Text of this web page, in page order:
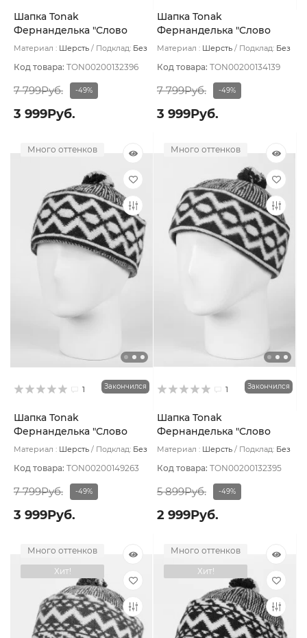
Шапка Tonak
Фернанделька "Слово
пацана" цвет Зигзаг
Материал : Шерсть Подклад: Без
Код товара: TON00200132396
7 799Руб. -49%
3 999Руб.
Шапка Tonak
Фернанделька "Слово
пацана" цвет Ромб черн/
Материал : Шерсть Подклад: Без
Код товара: TON00200134139
7 799Руб. -49%
3 999Руб.
Много оттенков
1 Закончился
Шапка Tonak
Фернанделька "Слово
пацана" цвет Ромб
Материал : Шерсть Подклад: Без
Код товара: TON00200149263
7 799Руб. -49%
3 999Руб.
Много оттенков
1 Закончился
Шапка Tonak
Фернанделька "Слово
пацана" цвет Ромб
Материал : Шерсть Подклад: Без
Код товара: TON00200132395
5 899Руб. -49%
2 999Руб.
Много оттенков
Хит!
Много оттенков
Хит!